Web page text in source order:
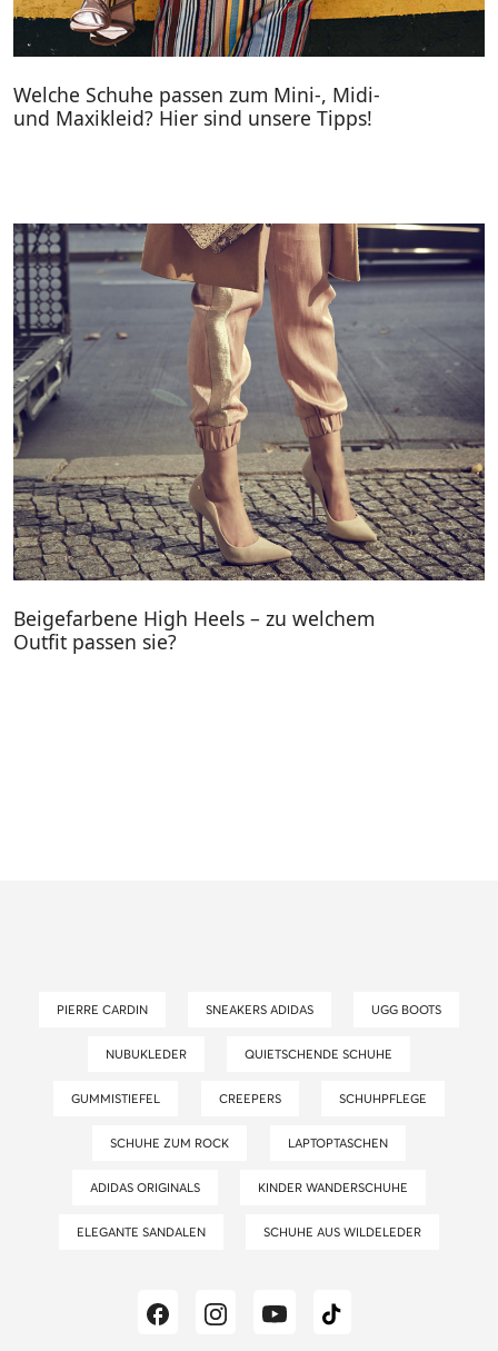
Welche Schuhe passen zum Mini-, Midi-
und Maxikleid? Hier sind unsere Tipps!
Beigefarbene High Heels – zu welchem
Outfit passen sie?
PIERRE CARDIN SNEAKERS ADIDAS UGG BOOTS
NUBUKLEDER QUIETSCHENDE SCHUHE
GUMMISTIEFEL CREEPERS SCHUHPFLEGE
SCHUHE ZUM ROCK LAPTOPTASCHEN
ADIDAS ORIGINALS KINDER WANDERSCHUHE
ELEGANTE SANDALEN SCHUHE AUS WILDELEDER